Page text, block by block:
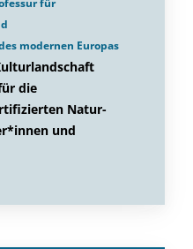
für
modernen Europas
die
Natur-
und